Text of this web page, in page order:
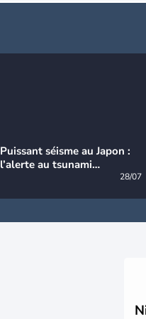
Puissant séisme au Japon :
l’alerte au tsunami
28/07